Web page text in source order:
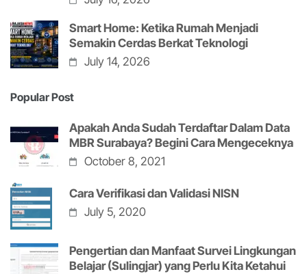
Smart Home: Ketika Rumah Menjadi
Semakin Cerdas Berkat Teknologi
July 14, 2026
Popular Post
Apakah Anda Sudah Terdaftar Dalam Data
MBR Surabaya? Begini Cara Mengeceknya
October 8, 2021
Cara Verifikasi dan Validasi NISN
July 5, 2020
Pengertian dan Manfaat Survei Lingkungan
Belajar (Sulingjar) yang Perlu Kita Ketahui